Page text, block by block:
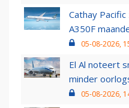
Cathay
A350F
05-08-2026,
El Al noteert
minder
05-08-2026,